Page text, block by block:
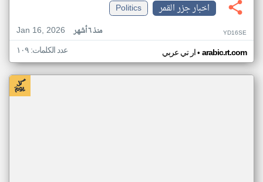
اخبار جزر القمر
Politics
Jan 16, 2026
منذ ٦ أشهر YD16SE
ار تي عربي• arabic.rt.com عدد الكلمات: ١٠٩